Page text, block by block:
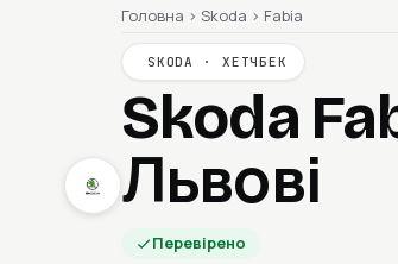
Головна › Skoda › Fabia
SKODA · ХЕТЧБЕК
Skoda
Львові
Перевірено